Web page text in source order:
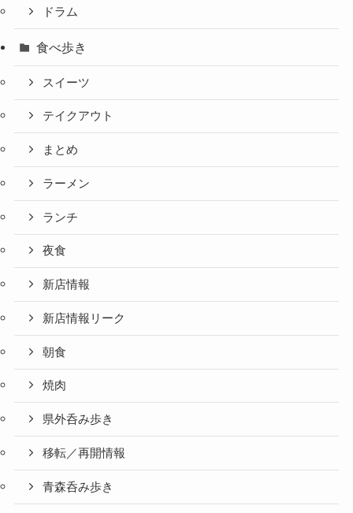
ドラム
食べ歩き
スイーツ
テイクアウト
まとめ
ラーメン
ランチ
夜食
新店情報
新店情報リーク
朝食
焼肉
県外呑み歩き
移転／再開情報
青森呑み歩き